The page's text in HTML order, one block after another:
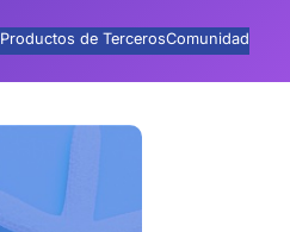
Productos de TercerosComunidad